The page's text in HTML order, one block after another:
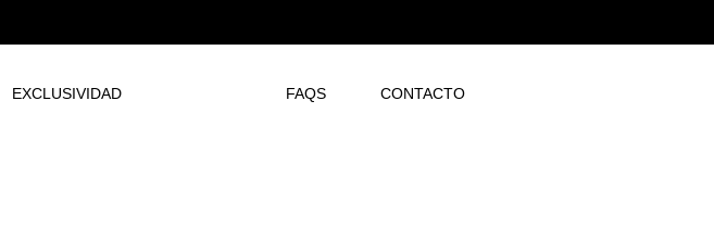
EXCLUSIVIDAD FAQS CONTACTO